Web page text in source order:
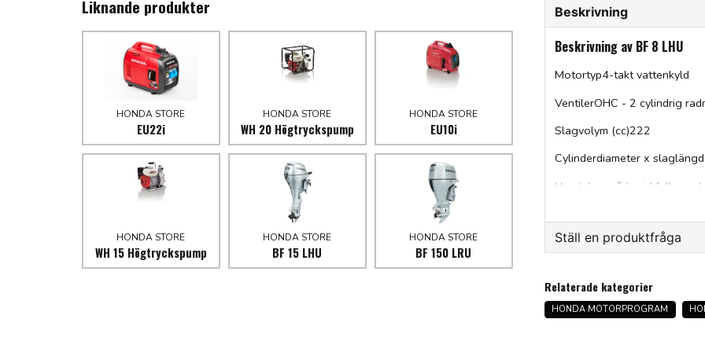
Liknande produkter
HONDA STORE
EU22i
HONDA STORE
WH 20 Högtryckspump
HONDA STORE
EU10i
HONDA STORE
WH 15 Högtryckspump
HONDA STORE
BF 15 LHU
HONDA STORE
BF 150 LRU
Beskrivning
Beskrivning av BF 8 LHU
Motortyp4-takt vattenkyld
VentilerOHC - 2 cylindrig
Slagvolym (cc)222
Cylinderdiameter x
Varvtalsområde vid full gas
KylningVattenkylning med
Tändsystem Elektroniskt
Ställ en produktfråga
Fråga oss något om
Relaterade kategorier
HONDA MOTORPROGRAM